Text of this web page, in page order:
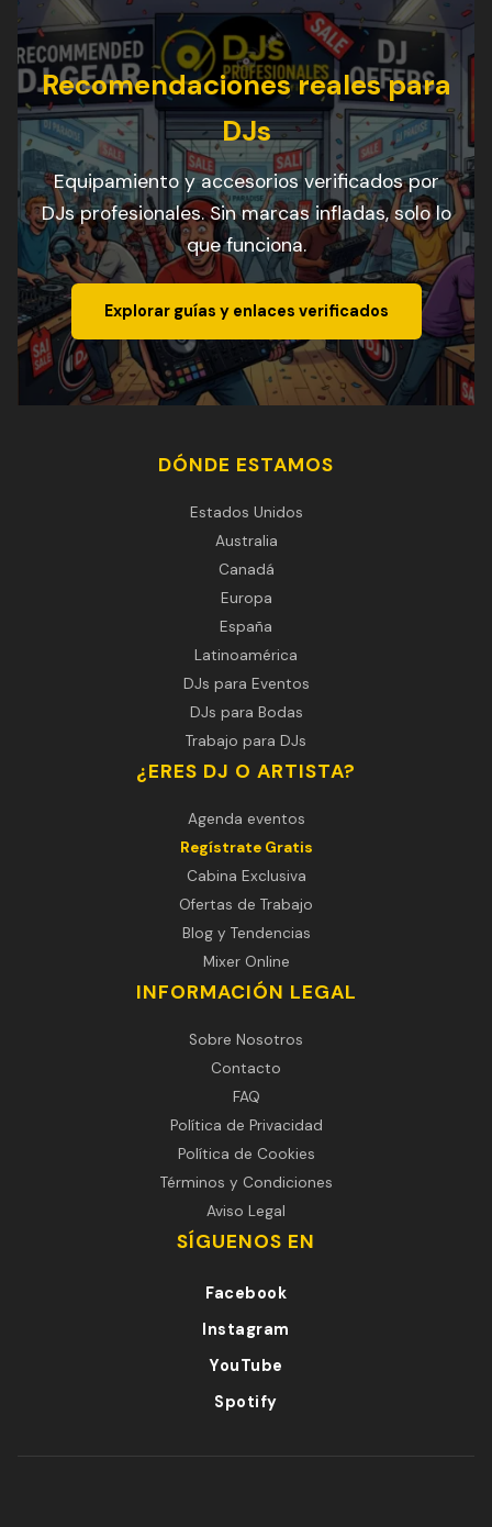
Recomendaciones reales para
DJs
Equipamiento y accesorios verificados por
DJs profesionales. Sin marcas infladas, solo lo
que funciona.
Explorar guías y enlaces verificados
DÓNDE ESTAMOS
Estados Unidos
Australia
Canadá
Europa
España
Latinoamérica
DJs para Eventos
DJs para Bodas
Trabajo para DJs
¿ERES DJ O ARTISTA?
Agenda eventos
Regístrate Gratis
Cabina Exclusiva
Ofertas de Trabajo
Blog y Tendencias
Mixer Online
INFORMACIÓN LEGAL
Sobre Nosotros
Contacto
FAQ
Política de Privacidad
Política de Cookies
Términos y Condiciones
Aviso Legal
SÍGUENOS EN
Facebook
Instagram
YouTube
Spotify